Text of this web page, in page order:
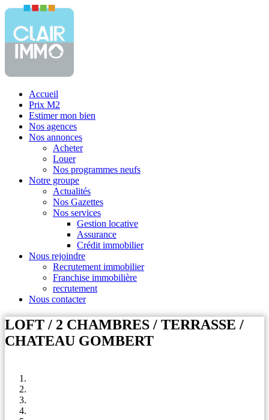
Accueil
Prix M2
Estimer mon bien
Nos agences
Nos annonces
Acheter
Louer
Nos programmes neufs
Notre groupe
Actualités
Nos Gazettes
Nos services
Gestion locative
Assurance
Crédit immobilier
Nous rejoindre
Recrutement immobilier
Franchise immobilière
recrutement
Nous contacter
LOFT / 2 CHAMBRES / TERRASSE /
CHATEAU GOMBERT